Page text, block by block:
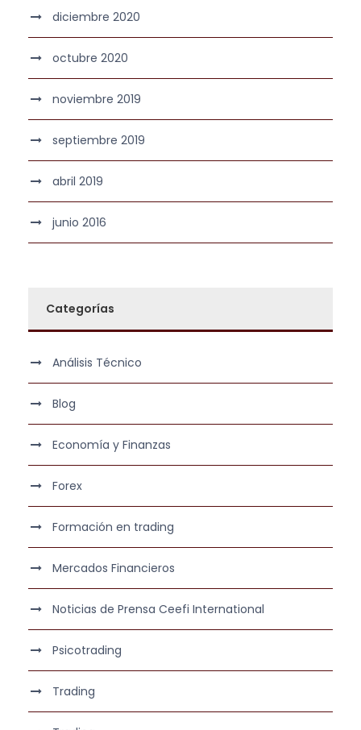
diciembre 2020
octubre 2020
noviembre 2019
septiembre 2019
abril 2019
junio 2016
Categorías
Análisis Técnico
Blog
Economía y Finanzas
Forex
Formación en trading
Mercados Financieros
Noticias de Prensa Ceefi International
Psicotrading
Trading